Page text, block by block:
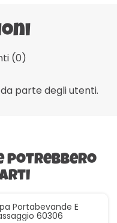
(0)
parte degli utenti.
potrebbero
Portabevande E
60306